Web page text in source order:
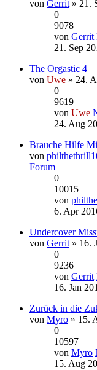
von Gerrit » 21.
0
9078
von Gerrit
21. Sep
The Orgastic 4
von Uwe » 24.
0
9619
von Uwe
24. Aug
Brauche Hilfe
von
Forum
0
10015
von
6. Apr
Undercover
von Gerrit » 16.
0
9236
von Gerrit
16. Jan
Zurück in die
von Myro » 15.
0
10597
von Myro
15. Aug